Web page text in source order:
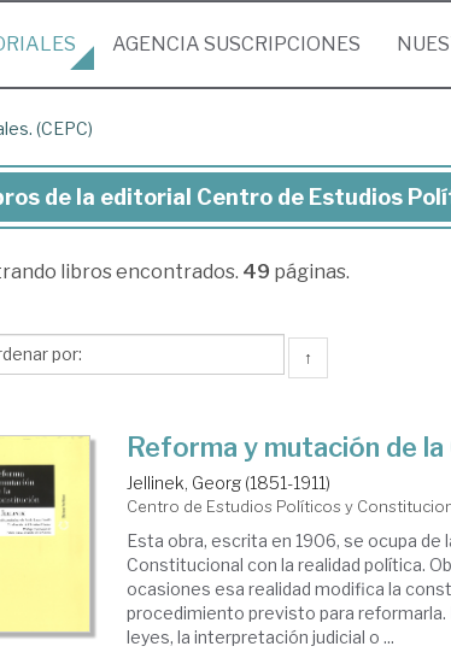
AGENCIA SUSCRIPCIONES
(CEPC)
de la editorial Centro de Estudios
libros encontrados. 49 páginas.
↑
Reforma y mutación de
Jellinek, Georg (1851-1911)
Centro de Estudios Políticos y
Esta obra, escrita en 1906, se ocupa de
Constitucional con la realidad política.
ocasiones esa realidad modifica la
procedimiento previsto para
leyes, la interpretación judicial o ...